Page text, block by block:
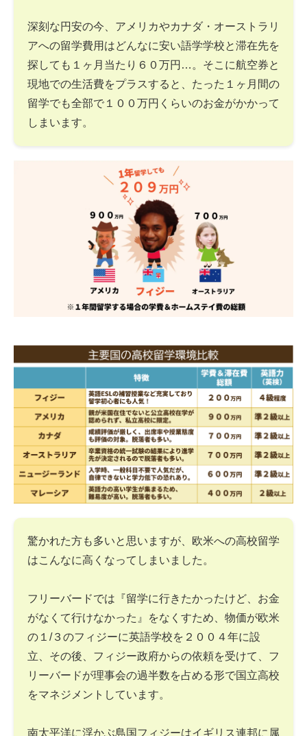
深刻な円安の今、アメリカやカナダ・オーストラリ
アへの留学費用はどんなに安い語学学校と滞在先を
探しても１ヶ月当たり６０万円…。そこに航空券と
現地での生活費をプラスすると、たった１ヶ月間の
留学でも全部で１００万円くらいのお金がかかって
しまいます。
驚かれた方も多いと思いますが、欧米への高校留学
はこんなに高くなってしまいました。
フリーバードでは『留学に行きたかったけど、お金
がなくて行けなかった』をなくすため、物価が欧米
の１/３のフィジーに英語学校を２００４年に設
立、その後、フィジー政府からの依頼を受けて、フ
リーバードが理事会の過半数を占める形で国立高校
をマネジメントしています。
南太平洋に浮かぶ島国フィジーはイギリス連邦に属